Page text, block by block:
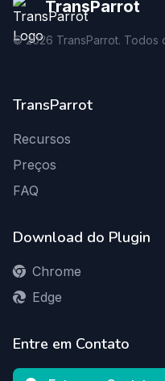
TransParrot
©2026 TransParrot. Todos
TransParrot
Recursos
Preços
FAQ
Download do Plugin
Chrome
Edge
Entre em Contato